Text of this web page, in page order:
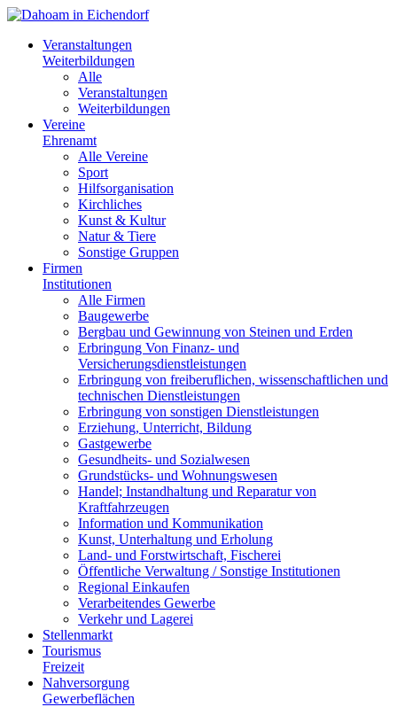
Veranstaltungen
Weiterbildungen
Alle
Veranstaltungen
Weiterbildungen
Vereine
Ehrenamt
Alle Vereine
Sport
Hilfsorganisation
Kirchliches
Kunst & Kultur
Natur & Tiere
Sonstige Gruppen
Firmen
Institutionen
Alle Firmen
Baugewerbe
Bergbau und Gewinnung von Steinen und Erden
Erbringung Von Finanz- und
Versicherungsdienstleistungen
Erbringung von freiberuflichen, wissenschaftlichen und
technischen Dienstleistungen
Erbringung von sonstigen Dienstleistungen
Erziehung, Unterricht, Bildung
Gastgewerbe
Gesundheits- und Sozialwesen
Grundstücks- und Wohnungswesen
Handel; Instandhaltung und Reparatur von
Kraftfahrzeugen
Information und Kommunikation
Kunst, Unterhaltung und Erholung
Land- und Forstwirtschaft, Fischerei
Öffentliche Verwaltung / Sonstige Institutionen
Regional Einkaufen
Verarbeitendes Gewerbe
Verkehr und Lagerei
Stellenmarkt
Tourismus
Freizeit
Nahversorgung
Gewerbeflächen